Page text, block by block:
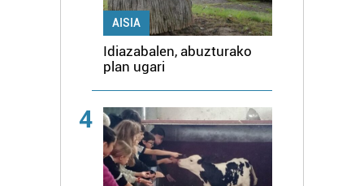
AISIA
Idiazabalen, abuzturako
plan ugari
4